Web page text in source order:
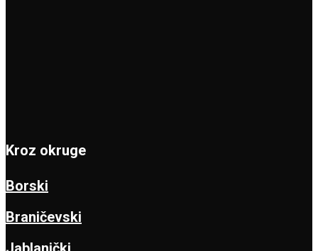
Kroz okruge
Borski
Braničevski